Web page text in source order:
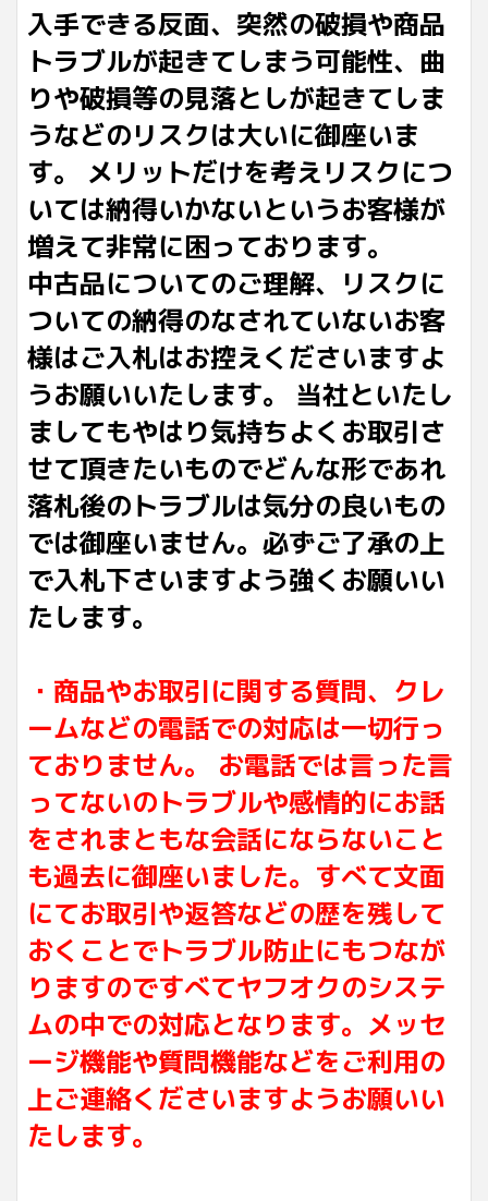
入手できる反面、突然の破損や商品
トラブルが起きてしまう可能性、曲
りや破損等の見落としが起きてしま
うなどのリスクは大いに御座いま
す。 メリットだけを考えリスクにつ
いては納得いかないというお客様が
増えて非常に困っております。
中古品についてのご理解、リスクに
ついての納得のなされていないお客
様はご入札はお控えくださいますよ
うお願いいたします。 当社といたし
ましてもやはり気持ちよくお取引さ
せて頂きたいものでどんな形であれ
落札後のトラブルは気分の良いもの
では御座いません。必ずご了承の上
で入札下さいますよう強くお願いい
たします。
・商品やお取引に関する質問、クレ
ームなどの電話での対応は一切行っ
ておりません。 お電話では言った言
ってないのトラブルや感情的にお話
をされまともな会話にならないこと
も過去に御座いました。すべて文面
にてお取引や返答などの歴を残して
おくことでトラブル防止にもつなが
りますのですべてヤフオクのシステ
ムの中での対応となります。メッセ
ージ機能や質問機能などをご利用の
上ご連絡くださいますようお願いい
たします。